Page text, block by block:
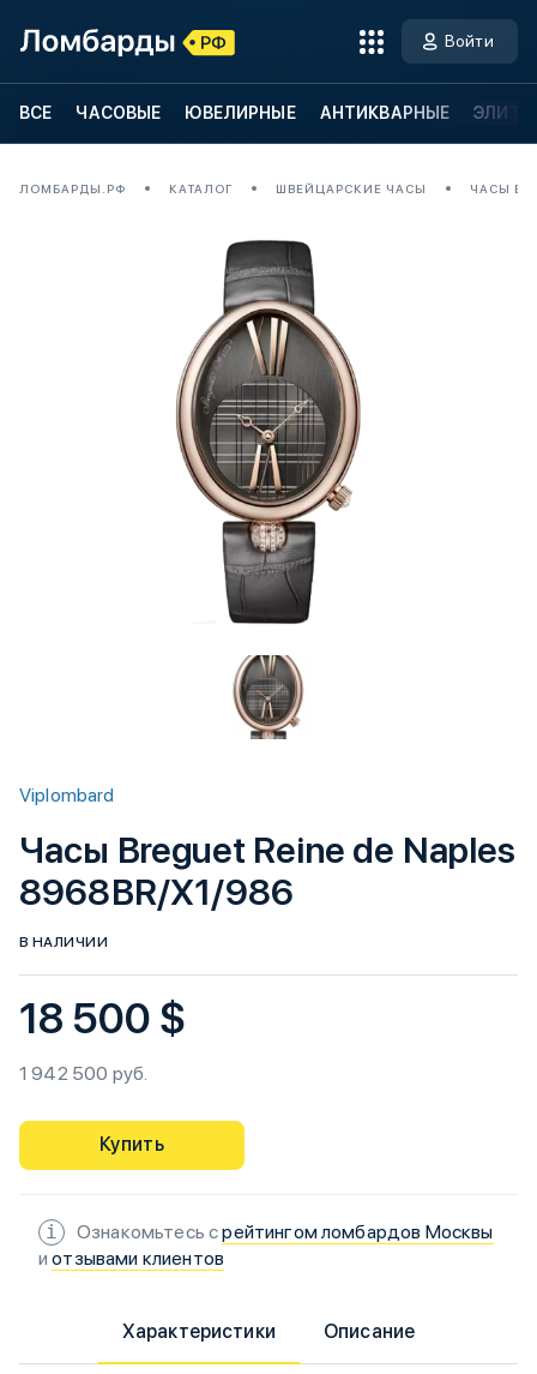
Войти
ВСЕ ЧАСОВЫЕ ЮВЕЛИРНЫЕ АНТИКВАРНЫЕ
ЛОМБАРДЫ.РФ КАТАЛОГ ШВЕЙЦАРСКИЕ ЧАСЫ ЧАСЫ
Viplombard
Часы Breguet Reine de Naples
8968BR/X1/986
В НАЛИЧИИ
18 500 $
1 942 500 руб.
Купить
Ознакомьтесь срейтингом ломбардов Москвы
иотзывами клиентов
Характеристики Описание